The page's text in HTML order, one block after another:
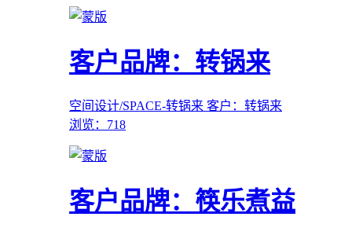
客户品牌：转锅来
空间设计/SPACE-转锅来 客户：转锅来
浏览：718
客户品牌：筷乐煮益